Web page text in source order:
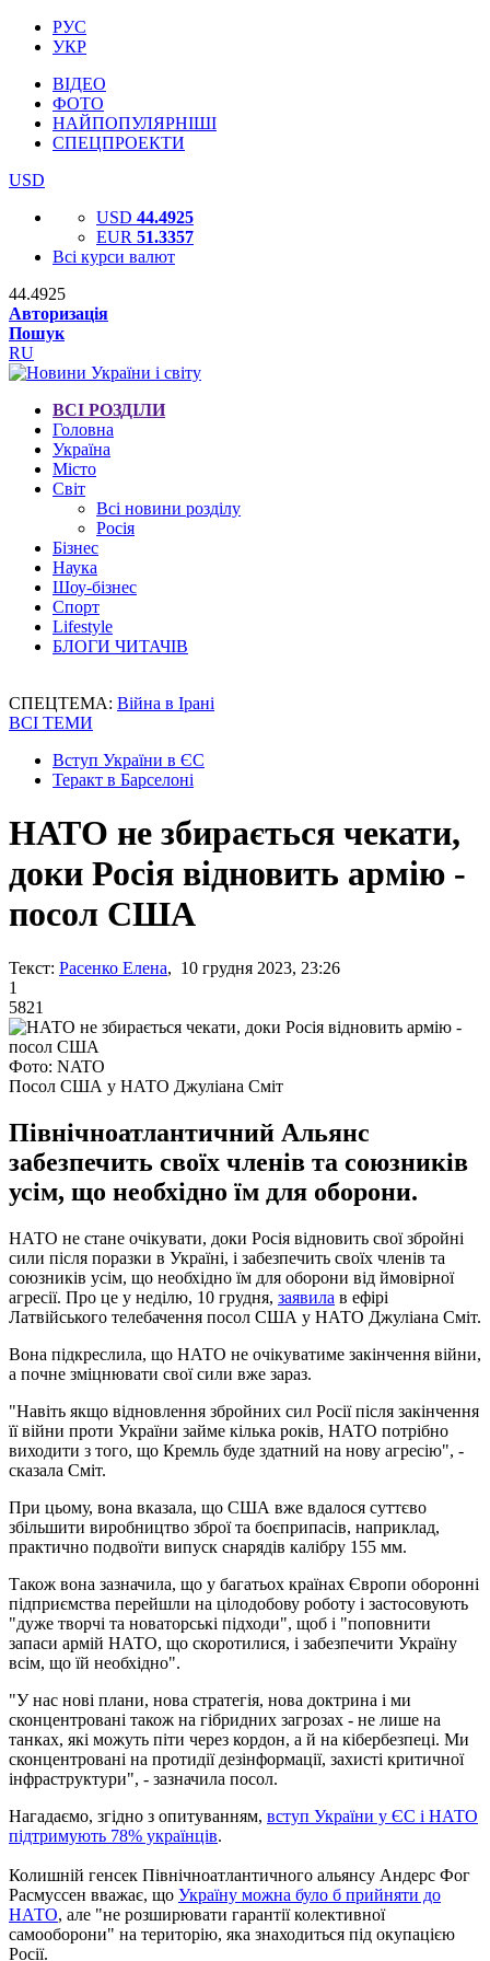
РУС
УКР
ВІДЕО
ФОТО
НАЙПОПУЛЯРНІШІ
СПЕЦПРОЕКТИ
USD
USD 44.4925
EUR 51.3357
Всі курси валют
44.4925
Авторизація
Пошук
RU
ВСІ РОЗДІЛИ
Головна
Україна
Місто
Світ
Всі новини розділу
Росія
Бізнес
Наука
Шоу-бізнес
Спорт
Lifestyle
БЛОГИ ЧИТАЧІВ
СПЕЦТЕМА: Війна в Ірані
ВСІ ТЕМИ
Вступ України в ЄС
Теракт в Барселоні
НАТО не збирається чекати,
доки Росія відновить армію -
посол США
Текст: Расенко Елена, 10 грудня 2023, 23:26
1
5821
Фото: NATO
Посол США у НАТО Джуліана Сміт
Північноатлантичний Альянс
забезпечить своїх членів та союзників
усім, що необхідно їм для оборони.
НАТО не стане очікувати, доки Росія відновить свої збройні
сили після поразки в Україні, і забезпечить своїх членів та
союзників усім, що необхідно їм для оборони від ймовірної
агресії. Про це у неділю, 10 грудня, заявила в ефірі
Латвійського телебачення посол США у НАТО Джуліана Сміт.
Вона підкреслила, що НАТО не очікуватиме закінчення війни,
а почне зміцнювати свої сили вже зараз.
"Навіть якщо відновлення збройних сил Росії після закінчення
її війни проти України займе кілька років, НАТО потрібно
виходити з того, що Кремль буде здатний на нову агресію", -
сказала Сміт.
При цьому, вона вказала, що США вже вдалося суттєво
збільшити виробництво зброї та боєприпасів, наприклад,
практично подвоїти випуск снарядів калібру 155 мм.
Також вона зазначила, що у багатьох країнах Європи оборонні
підприємства перейшли на цілодобову роботу і застосовують
"дуже творчі та новаторські підходи", щоб і "поповнити
запаси армій НАТО, що скоротилися, і забезпечити Україну
всім, що їй необхідно".
"У нас нові плани, нова стратегія, нова доктрина і ми
сконцентровані також на гібридних загрозах - не лише на
танках, які можуть піти через кордон, а й на кібербезпеці. Ми
сконцентровані на протидії дезінформації, захисті критичної
інфраструктури", - зазначила посол.
Нагадаємо, згідно з опитуванням, вступ України у ЄС і НАТО
підтримують 78% українців.
Колишній генсек Північноатлантичного альянсу Андерс Фог
Расмуссен вважає, що Україну можна було б прийняти до
НАТО, але "не розширювати гарантії колективної
самооборони" на територію, яка знаходиться під окупацією
Росії.